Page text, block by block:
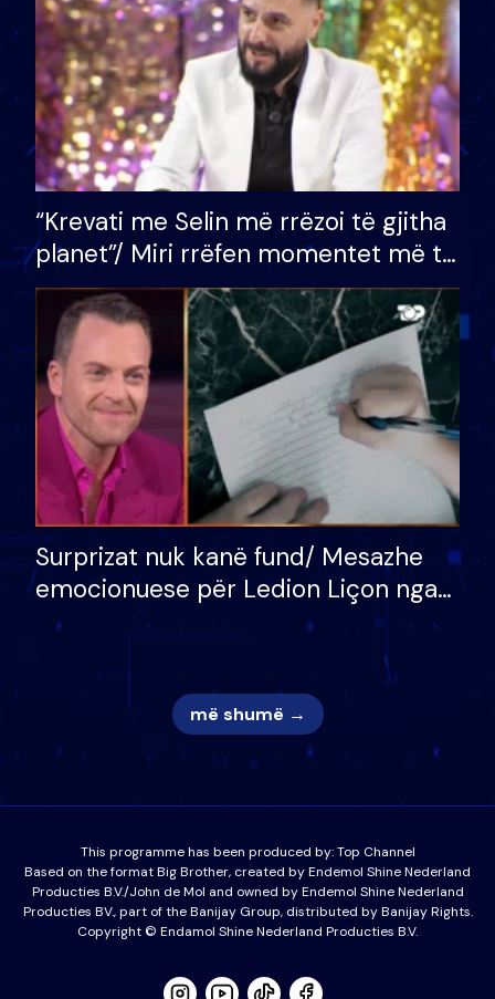
“Krevati me Selin më rrëzoi të gjitha
planet”/ Miri rrëfen momentet më të
bukura në shtëpinë e BB VIP: Do më
mungojë zilja e mëngjesit kur…
Surprizat nuk kanë fund/ Mesazhe
emocionuese për Ledion Liçon nga
nëna dhe fëmijët e tij, moderatori
nuk i mban dot lotët: Nuk meritoj…
më shumë →
This programme has been produced by:Top Channel
Based on the format Big Brother, created by Endemol Shine Nederland
Producties B.V./John de Mol and owned by Endemol Shine Nederland
Producties BV., part of the Banijay Group, distributed by Banijay Rights.
Copyright © Endamol Shine Nederland Producties B.V.